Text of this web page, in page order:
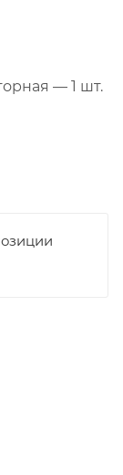
— 1 шт.